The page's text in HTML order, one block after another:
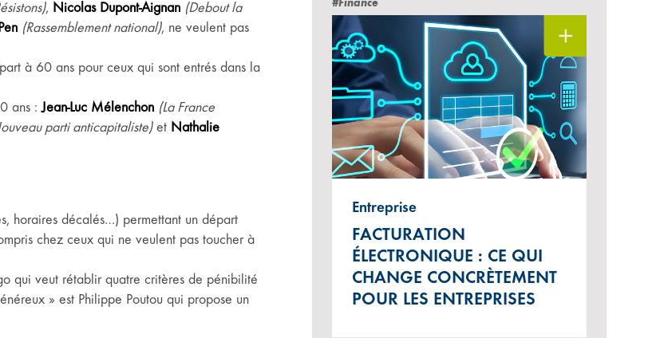
, Nicolas Dupont-Aignan (Debout la
(Rassemblement national), ne veulent pas
à 60 ans pour ceux qui sont entrés dans la
ans :Jean-Luc Mélenchon (La France
parti anticapitaliste)et Nathalie
horaires décalés…) permettant un départ
chez ceux qui ne veulent pas toucher à
qui veut rétablir quatre critères de pénibilité
» est Philippe Poutou qui propose un
#Finance
Entreprise
FACTURATION
ÉLECTRONIQUE : CE QUI
CHANGE CONCRÈTEMENT
POUR LES ENTREPRISES